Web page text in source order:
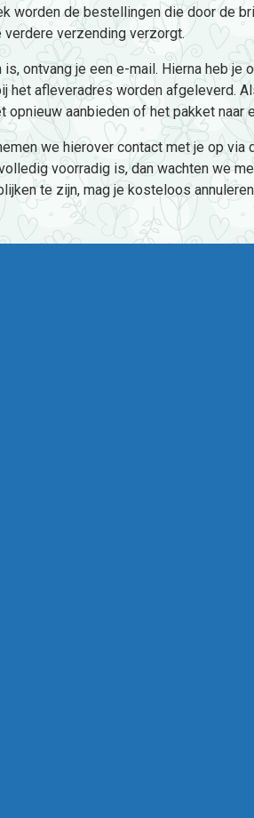
worden de bestellingen die door de
verdere verzending verzorgt.
ontvang je een e-mail. Hierna heb
het afleveradres worden afgeleverd.
aanbieden of het pakket naar
we hierover contact met je op
voorradig is, dan wachten we
te zijn, mag je kosteloos